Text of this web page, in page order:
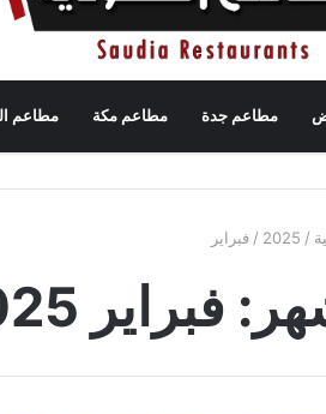
مطاعم جدة مطاعم مكة مطاعم
/
2025
/ فبراير
فبراير 2025